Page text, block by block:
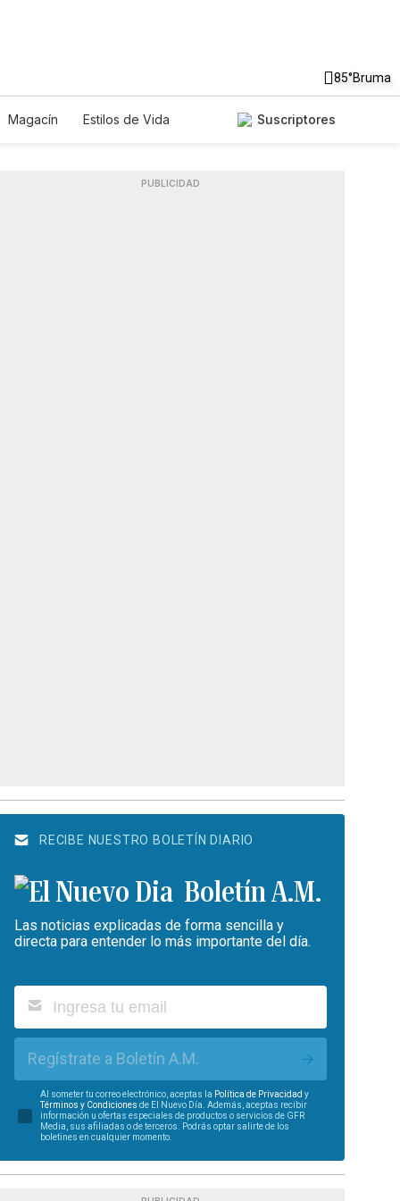
85°Bruma
Magacín
Estilos de Vida
Suscriptores
PUBLICIDAD
RECIBE NUESTRO BOLETÍN DIARIO
Boletín A.M.
Las noticias explicadas de forma sencilla y
directa para entender lo más importante del día.
Regístrate a Boletín A.M.
Al someter tu correo electrónico, aceptas la Política de Privacidad y
Términos y Condiciones de El Nuevo Día. Además, aceptas recibir
información u ofertas especiales de productos o servicios de GFR
Media, sus afiliadas o de terceros. Podrás optar salirte de los
boletines en cualquier momento.